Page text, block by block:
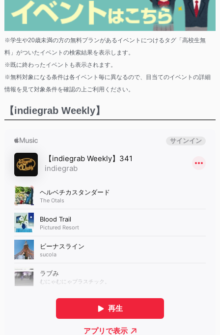
※学生や20歳未満の方の無料プランがあるイベントにつけるタグ「高校生無
料」がついたイベントの検索結果を表示します。
※既に終わったイベントも表示されます。
※無料対象になる条件は各イベント毎に異なるので、目当てのイベントの詳細
情報を見て対象条件を確認の上ご利用ください。
【indiegrab Weekly】